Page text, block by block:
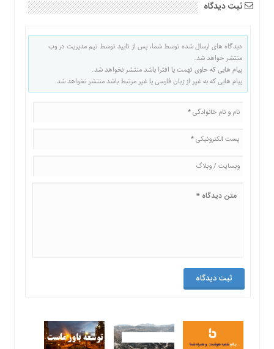
ثبت دیدگاه
دیدگاه های ارسال شده توسط شما، پس از تایید توسط تیم مدیریت در وب
منتشر خواهد شد.
پیام هایی که حاوی تهمت یا افترا باشد منتشر نخواهد شد.
پیام هایی که به غیر از زبان فارسی یا غیر مرتبط باشد منتشر نخواهد شد.